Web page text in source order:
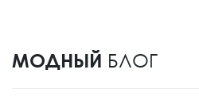
МОДНЫЙ БЛОГ